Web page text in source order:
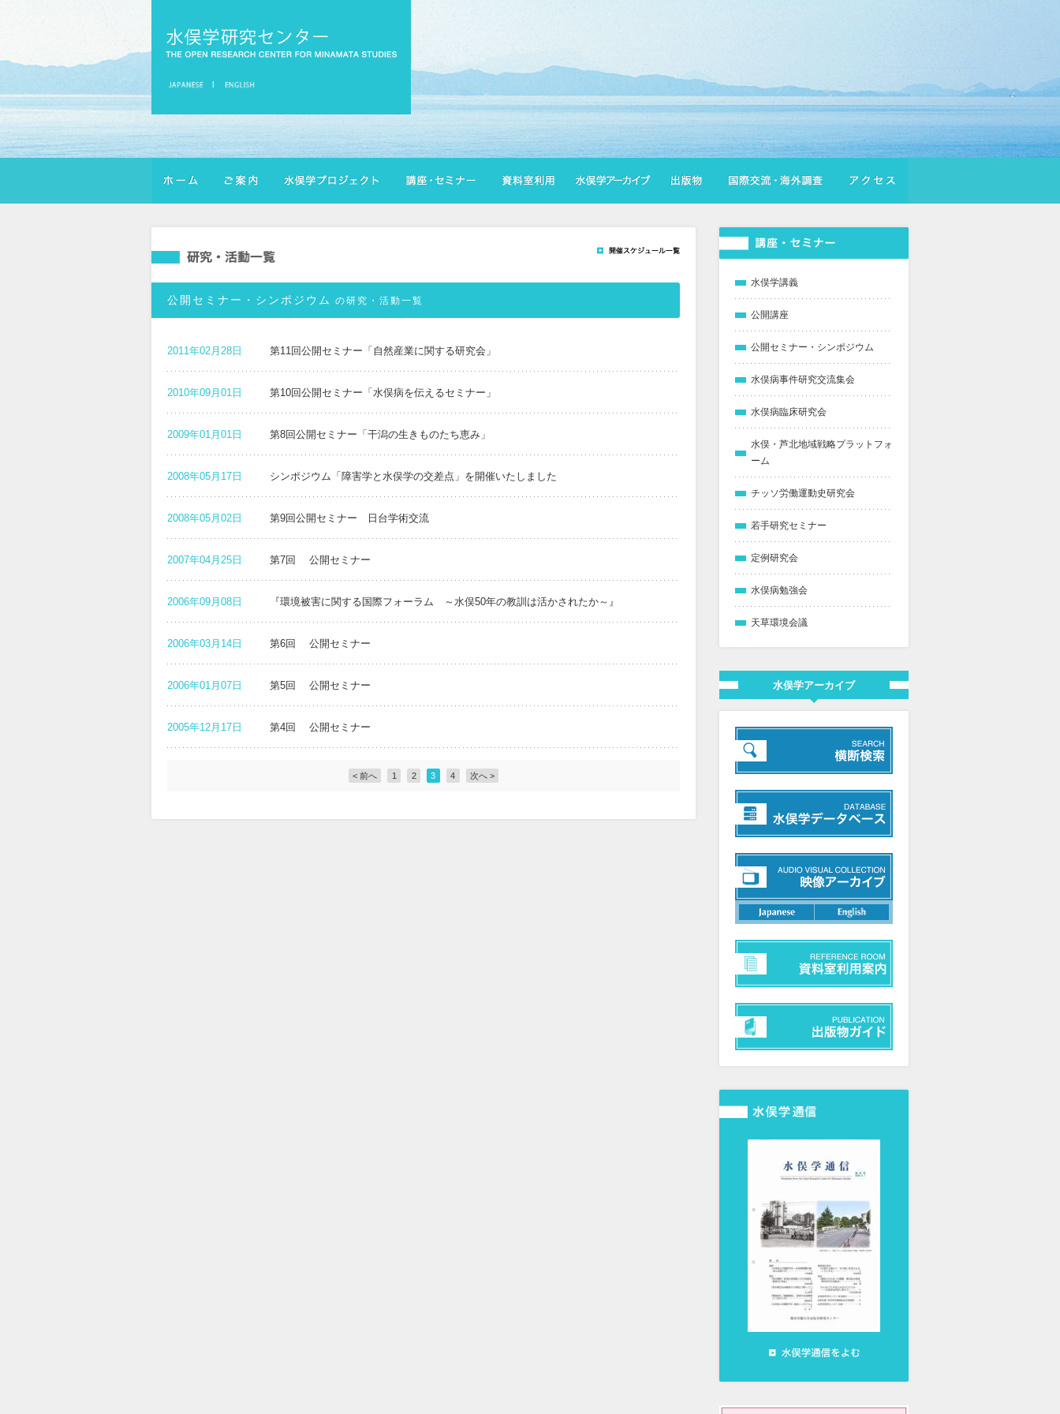
公開セミナー・シンポジウム の研究・活動一覧
2011年02月28日 第11回公開セミナー「自然産業に関する研究会」
2010年09月01日 第10回公開セミナー「水俣病を伝えるセミナー」
2009年01月01日 第8回公開セミナー「干潟の生きものたち恵み」
2008年05月17日 シンポジウム「障害学と水俣学の交差点」を開催いたしました
2008年05月02日 第9回公開セミナー 日台学術交流
2007年04月25日 第7回 公開セミナー
2006年09月08日 『環境被害に関する国際フォーラム ～水俣50年の教訓は活かされたか～』
2006年03月14日 第6回 公開セミナー
2006年01月07日 第5回 公開セミナー
2005年12月17日 第4回 公開セミナー
< 前へ 1 2 3 4 次へ >
水俣学講義
公開講座
公開セミナー・シンポジウム
水俣病事件研究交流集会
水俣病臨床研究会
水俣・芦北地域戦略プラットフォ
ーム
チッソ労働運動史研究会
若手研究セミナー
定例研究会
水俣病勉強会
天草環境会議
水俣学アーカイブ
日本語